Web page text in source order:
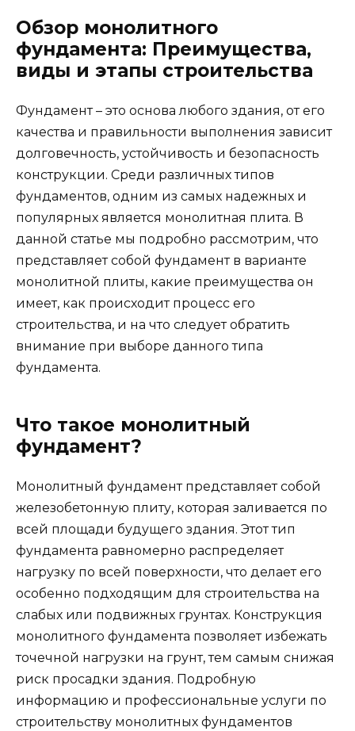
Обзор монолитного
фундамента: Преимущества,
виды и этапы строительства
Фундамент – это основа любого здания, от его
качества и правильности выполнения зависит
долговечность, устойчивость и безопасность
конструкции. Среди различных типов
фундаментов, одним из самых надежных и
популярных является монолитная плита. В
данной статье мы подробно рассмотрим, что
представляет собой фундамент в варианте
монолитной плиты, какие преимущества он
имеет, как происходит процесс его
строительства, и на что следует обратить
внимание при выборе данного типа
фундамента.
Что такое монолитный
фундамент?
Монолитный фундамент представляет собой
железобетонную плиту, которая заливается по
всей площади будущего здания. Этот тип
фундамента равномерно распределяет
нагрузку по всей поверхности, что делает его
особенно подходящим для строительства на
слабых или подвижных грунтах. Конструкция
монолитного фундамента позволяет избежать
точечной нагрузки на грунт, тем самым снижая
риск просадки здания. Подробную
информацию и профессиональные услуги по
строительству монолитных фундаментов